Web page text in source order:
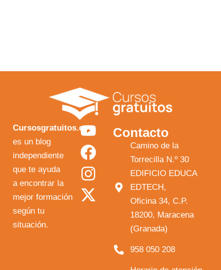
Cursosgratuitos.es
es un blog
independiente
que te ayuda
a encontrar la
mejor formación
según tu
situación.
Y
o
u
t
u
F
a
c
e
b
I
n
s
t
a
X
-
t
w
i
Contacto
Camino de la
Torrecilla N.º 30
EDIFICIO EDUCA
EDTECH,
Oficina 34, C.P.
18200, Maracena
(Granada)
958 050 208